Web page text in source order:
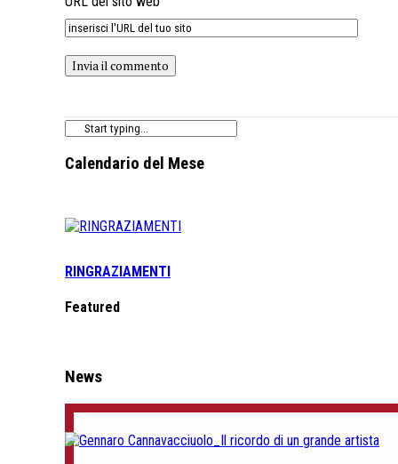
Calendario del Mese
RINGRAZIAMENTI
Featured
News